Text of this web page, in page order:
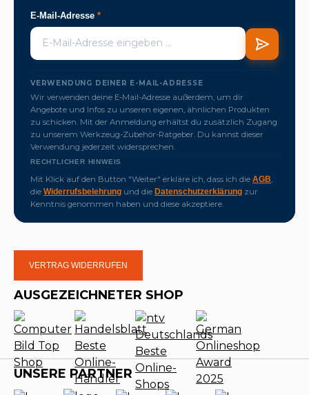
E-Mail-Adresse *
VERWENDUNG DEINER E-MAIL-ADRESSE
Wir verwenden deine E-Mail-Adresse außerdem, um dir
Angebote und Infos zu unseren eigenen, ähnlichen Produkten
zu schicken. Mit der Anmeldung erhältst du zusätzlich Zugang
zu unserem Werkzeug-Zubehör-Ratgeber. Du kannst dieser
Verwendung jederzeit widersprechen.
RECHTLICHER HINWEIS
Mit Klick auf den Button "Weiter" erkläre ich, dass ich die AGB
die Widerrufsbelehrung und die Datenschutzerklärung zur
Kenntnis genommen haben und diese akzeptiere.
VERTRAG WIDERRUFEN
AUSGEZEICHNETER SHOP
UNSERE PARTNER